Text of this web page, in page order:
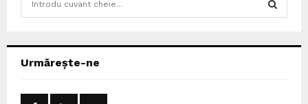
h
Urmărește-ne